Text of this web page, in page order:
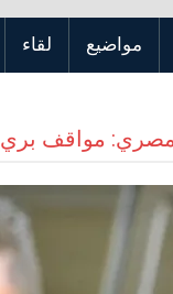
مواضيع لقاء
مواقف